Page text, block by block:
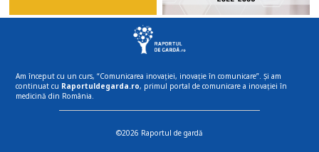
Am început cu un curs, “Comunicarea inovației, inovație în comunicare”. Și am
continuat cu Raportuldegarda.ro, primul portal de comunicare a inovației în
medicină din România.
©2026 Raportul de gardă